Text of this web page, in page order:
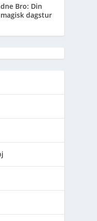
Bro: Din
dagstur